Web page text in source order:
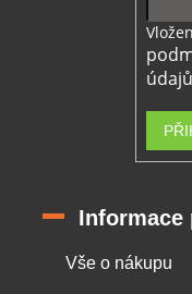
údajů
Informace
Vše o nákupu